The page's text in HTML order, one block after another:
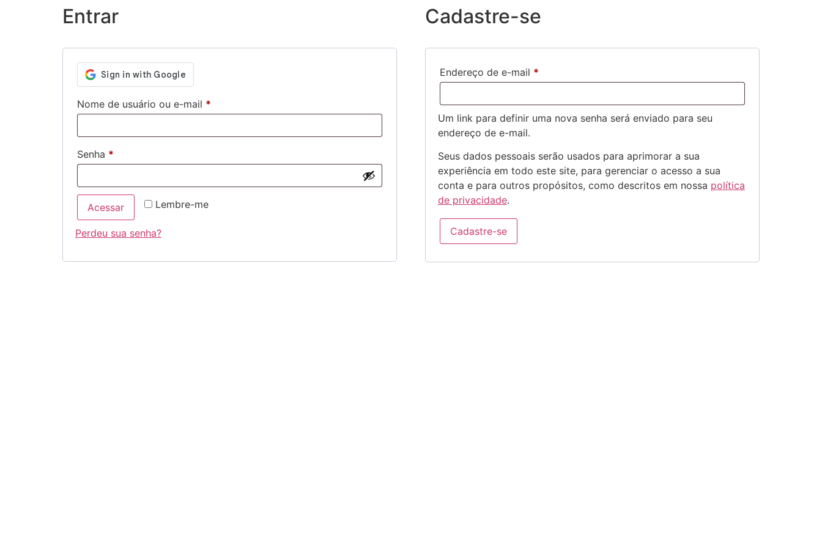
Entrar
Nome de usuário ou e-mail *
Senha *
Lembre-me
Acessar
Perdeu sua senha?
Cadastre-se
Endereço de e-mail *
Um link para definir uma nova senha será enviado para seu
endereço de e-mail.
Seus dados pessoais serão usados para aprimorar a sua
experiência em todo este site, para gerenciar o acesso a sua
conta e para outros propósitos, como descritos em nossa política
de privacidade.
Cadastre-se